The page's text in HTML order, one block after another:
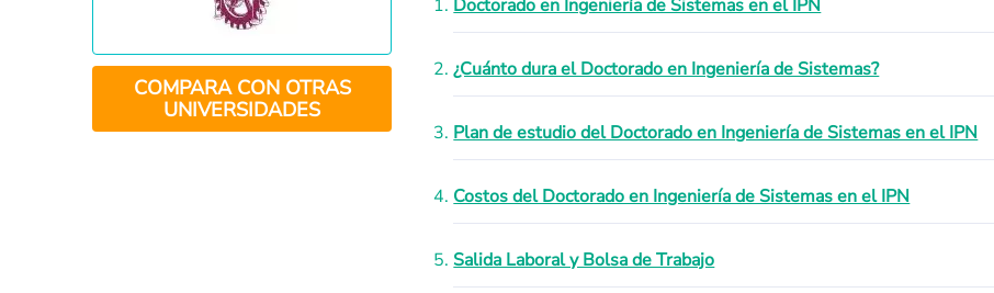
COMPARA CON OTRAS
UNIVERSIDADES
Doctorado en Ingeniería de Sistemas en el IPN
¿Cuánto dura el Doctorado en Ingeniería de Sistemas?
Plan de estudio del Doctorado en Ingeniería de Sistemas en el IPN
Costos del Doctorado en Ingeniería de Sistemas en el IPN
Salida Laboral y Bolsa de Trabajo